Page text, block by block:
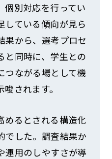
個別対応を行ってい
している傾向が見ら
果から、選考プロセ
と同時に、学生との
つながる場として機
されます。
めるとされる構造化
でした。調査結果か
運用のしやすさが導